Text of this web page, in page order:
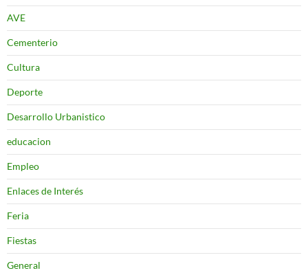
AVE
Cementerio
Cultura
Deporte
Desarrollo Urbanistico
educacion
Empleo
Enlaces de Interés
Feria
Fiestas
General